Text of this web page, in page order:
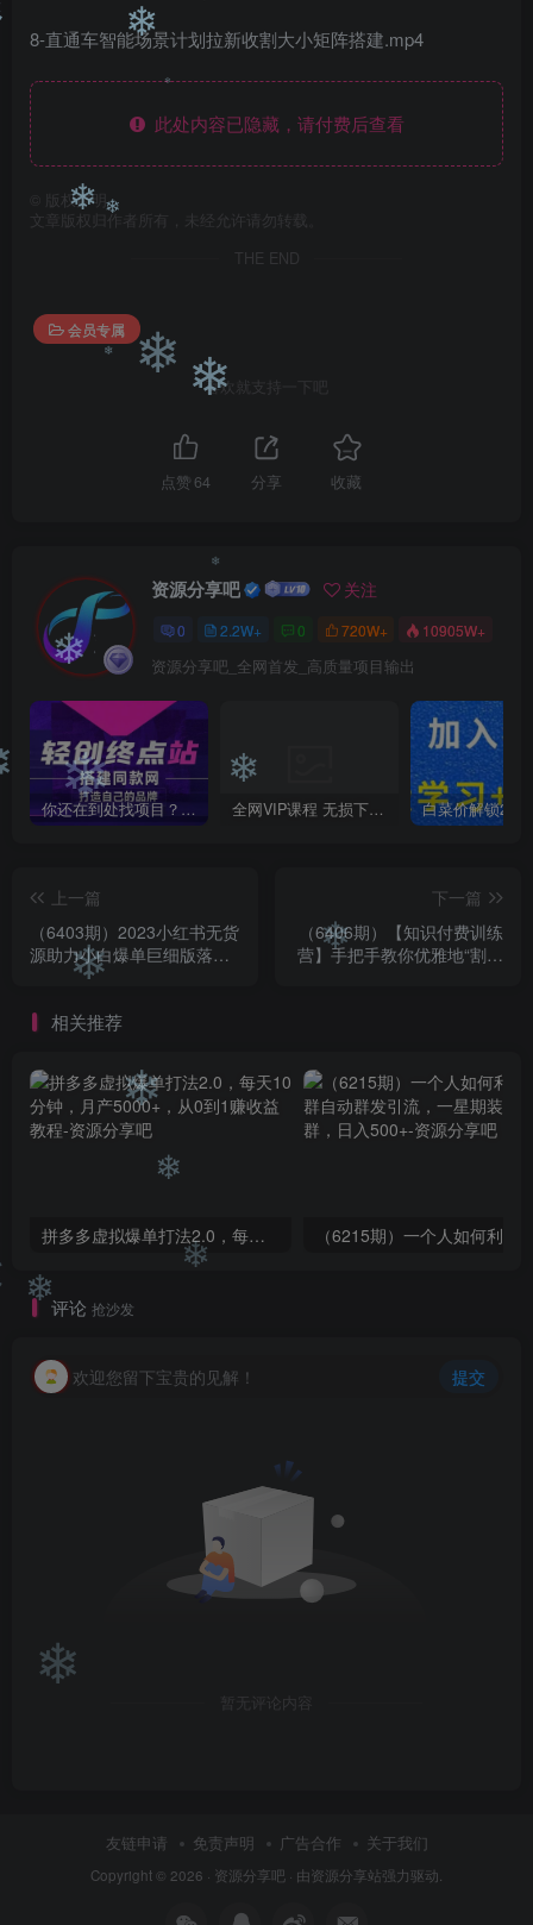
8-直通车智能场景计划拉新收割大小矩阵搭建.mp4
此处内容已隐藏，请付费后查看
版权声明
文章版权归作者所有，未经允许请勿转载。
THE END
会员专属
喜欢就支持一下吧
点赞 64 分享 收藏
资源分享吧 关注
0 2.2W+ 0 720W+ 10905W+
资源分享吧_全网首发_高质量项目输出
你还在到处找项目？还在当韭菜？我靠卖项目一个月收入5万+，曾经我也是个失败者。 全网VIP课程 无损下载~
上一篇
（6403期）2023小红书无货
源助力小白爆单巨细版落地
教程（配学员工具箱和操作
下一篇
（6406期）【知识付费训练
营】手把手教你优雅地“割韭
相关推荐
拼多多虚拟爆单打法2.0，每天10分钟，月产5000+，从0到1赚收益教程
评论 抢沙发
欢迎您留下宝贵的见解！ 提交
暂无评论内容
友链申请 免责声明 广告合作 关于我们
Copyright © 2026 · 资源分享吧 · 由资源分享站强力驱动.
❄
❄
❄ ❄
❄
❄
❄
❄❄
❄
❄
❄ ❄